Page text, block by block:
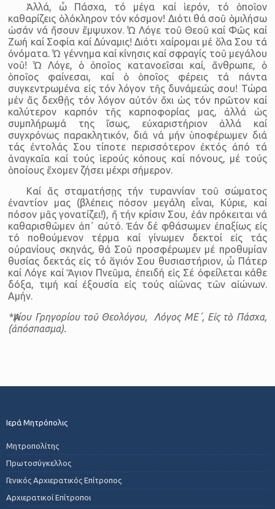
Ἀλλά, ὦ Πάσχα, τό μέγα καί ἱερόν, τό ὁποῖον
καθαρίζεις ὁλόκληρον τόν κόσμον! Διότι θά σοῦ ὁμιλήσω
ὡσάν νά ἤσουν ἔμψυχον. Ὦ Λόγε τοῦ Θεοῦ καί Φῶς καί
Ζωή καί Σοφία καί Δύναμις! Διότι χαίρομαι μέ ὅλα Σου τά
ὀνόματα. Ὦ γέννημα καί κίνησις καί σφραγίς τοῦ μεγάλου
νοῦ! Ὦ Λόγε, ὁ ὁποῖος κατανοεῖσαι καί, ἄνθρωπε, ὁ
ὁποῖος φαίνεσαι, καί ὁ ὁποῖος φέρεις τά πάντα
συγκεντρωμένα εἰς τόν λόγον τῆς δυνάμεώς σου! Τώρα
μέν ἄς δεχθῇς τόν λόγον αὐτόν ὄχι ὡς τόν πρῶτον καί
καλύτερον καρπόν τῆς καρποφορίας μας, ἀλλά ὡς
συμπλήρωμά της ἴσως, εὐχαριστήριον ἀλλά καί
συγχρόνως παρακλητικόν, διά νά μήν ὑποφέρωμεν διά
τάς ἐντολάς Σου τίποτε περισσότερον ἐκτός ἀπό τά
ἀναγκαῖα καί τούς ἱερούς κόπους καί πόνους, μέ τούς
ὁποίους ἔχομεν ζήσει μέχρι σήμερον.
Καί ἄς σταματήσῃς τήν τυραννίαν τοῦ σώματος
ἐναντίον μας (βλέπεις πόσον μεγάλη εἶναι, Κύριε, καί
πόσον μᾶς γονατίζει!), ἤ τήν κρίσιν Σου, ἐάν πρόκειται νά
καθαρισθῶμεν ἀπ᾽ αὐτό. Ἐάν δέ φθάσωμεν ἐπαξίως εἰς
τό ποθούμενον τέρμα καί γίνωμεν δεκτοί εἰς τάς
οὐρανίους σκηνάς, θά Σοῦ προσφέρωμεν μέ προθυμίαν
θυσίας δεκτάς εἰς τό ἅγιόν Σου θυσιαστήριον, ὦ Πάτερ
καί Λόγε καί Ἅγιον Πνεῦμα, ἐπειδή εἰς Σέ ὀφείλεται κάθε
δόξα, τιμή καί ἐξουσία εἰς τούς αἰῶνας τῶν αἰώνων.
Αμήν.
*Ἁγίου Γρηγορίου τοῦ Θεολόγου, Λόγος ΜΕ΄, Εἰς τὸ Πάσχα,
(ἀπόσπασμα).
Ιερά Μητρόπολις
Μητροπολίτης
Πρωτοσύγκελλος
Γενικός Αρχιερατικός Επίτροπος
Αρχιερατικοί Επίτροποι